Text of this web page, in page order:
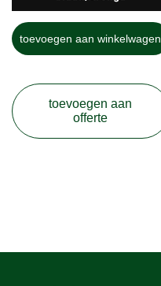
toevoegen aan winkelwagen
toevoegen aan
offerte